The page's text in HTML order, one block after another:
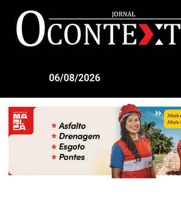
06/08/2026